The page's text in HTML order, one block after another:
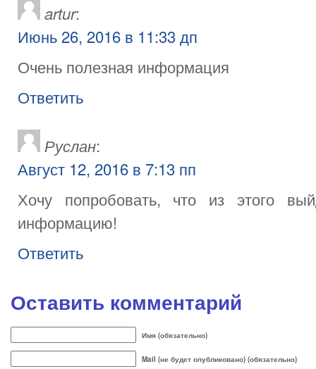
artur:
Июнь 26, 2016 в 11:33 дп
Очень полезная информация
Ответить
Руслан:
Август 12, 2016 в 7:13 пп
Хочу попробовать, что из этого
информацию!
Ответить
Оставить комментарий
Имя (обязательно)
Mail (не будет опубликовано) (обязательно)